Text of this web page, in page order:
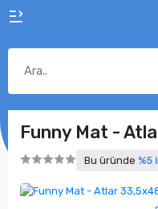
Funny Mat -
Bu üründe %5